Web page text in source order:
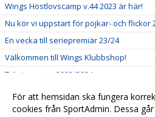
Wings Höstlovscamp v.44 2023 är här!
Nu kör vi uppstart för pojkar- och flickor
En vecka till seriepremiär 23/24
Välkommen till Wings Klubbshop!
Träningsstart 2023/2024
Hemvändare klar för herrlaget!
USM - F16 - Kvalhelg i Pinntorp 4-5/2
För att hemsidan ska fungera
cookies från SportAdmin. Dessa